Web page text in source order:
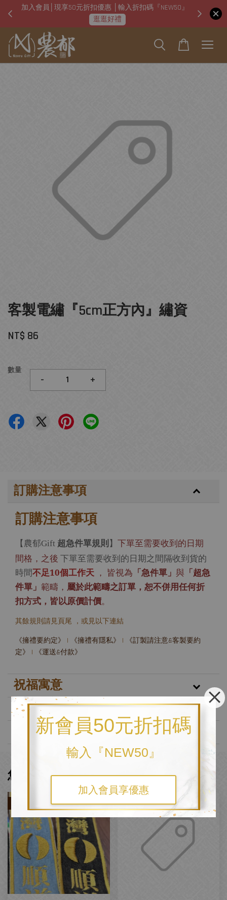
新會員50元折扣碼
輸入『NEW50』
加入會員享優惠
加入會員│現享50元折扣優惠 │輸入折扣碼『NEW50』
逛逛好禮
即日
客製電繡『5cm正方內』繡資
NT$ 86
數量
- +
訂購注意事項
訂購注意事項
【農郁Gift 超急件單規則】 下單至需要收到的日期
間格，之後 下單至需要收到的日期之間隔收到貨的
時間不足10個工作天 ， 皆視為 「急件單」 與 「超急
件單」 範疇， 屬於此範疇之訂單，恕不併用任何折
扣方式，皆以原價計價。
其餘規則請見頁尾 ，或見以下連結
《擁禮要約定》 | 《擁禮有隱私》 |
《訂製請注意&客製要約
定》
| 《運送&付款》
祝福寓意
客製化方式
品牌故事
您可能也喜歡